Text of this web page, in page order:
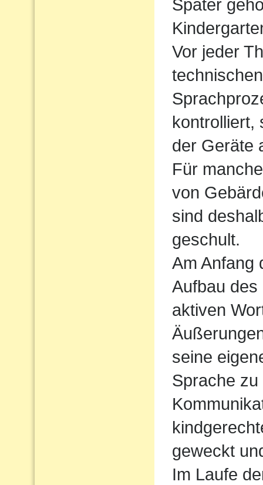
Später
Vor jeder
kontrolliert,
der Geräte
Für
von
sind
geschult.
Am Anfang
Aufbau
aktiven
seine
Sprache
geweckt
Im Laufe